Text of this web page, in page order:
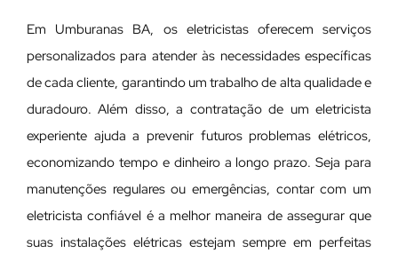
Em Umburanas BA, os eletricistas oferecem serviços
personalizados para atender às necessidades específicas
de cada cliente, garantindo um trabalho de alta qualidade e
duradouro. Além disso, a contratação de um eletricista
experiente ajuda a prevenir futuros problemas elétricos,
economizando tempo e dinheiro a longo prazo. Seja para
manutenções regulares ou emergências, contar com um
eletricista confiável é a melhor maneira de assegurar que
suas instalações elétricas estejam sempre em perfeitas